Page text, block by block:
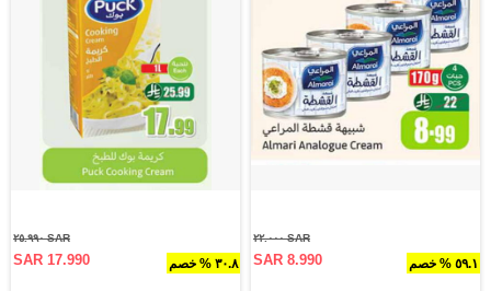
٥٩.١ % خصم
SAR ٢٢.٠٠٠
SAR 8.990 ٣٠.٨ % خصم
SAR ٢٥.٩٩٠
SAR 17.990